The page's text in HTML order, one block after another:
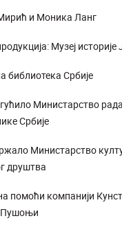
и Моника Ланг
Музеј историје
библиотека Србије
Министарство
Србије
Министарство
друштва
помоћи компанији
Пушоњи